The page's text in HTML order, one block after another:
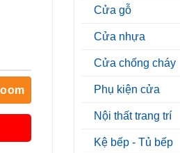
Cửa gỗ
Cửa nhựa
Cửa chống cháy
Phụ kiện cửa
Nội thất trang trí
Kệ bếp - Tủ bếp